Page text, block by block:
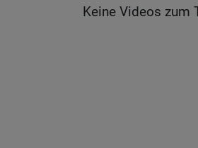
Keine Videos zum